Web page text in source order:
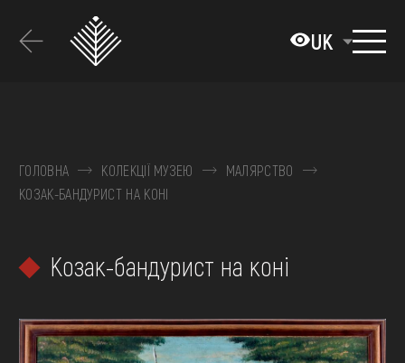
основного
UK
КОЛЕКЦІЇ
ВИСТАВКИ ТА ПОДІЇ
ВІДВІДАТИ
НАВЧИТИСЯ
ПОСЛУГИ
ГОЛОВНА КОЛЕКЦІЇ МУЗЕЮ
МАЛЯРСТВО
КОЗАК-БАНДУРИСТ НА КОНІ
Козак-бандурист на коні